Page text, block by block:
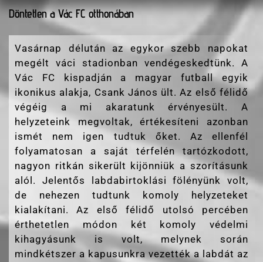
Döntetlen a Vác FC otthonában
Vasárnap délután az egykor szebb napokat
megélt váci stadionban vendégeskedtünk. A
Vác FC kispadján a magyar futball egyik
ikonikus alakja, Csank János ült. Az első félidő
végéig a mi akaratunk érvényesült. A
helyzeteink megvoltak, értékesíteni azonban
ismét nem igen tudtuk őket. Az ellenfél
folyamatosan a saját térfelén tartózkodott,
nagyon ritkán sikerült kijönniük a szorításunk
alól. Jelentős labdabirtoklási fölényünk volt,
de nehezen tudtunk komoly helyzeteket
kialakítani. Az első félidő utolsó percében
érthetetlen módon két komoly védelmi
kihagyásunk is volt, melynek során
mindkétszer a kapusunkra vezették a labdát az